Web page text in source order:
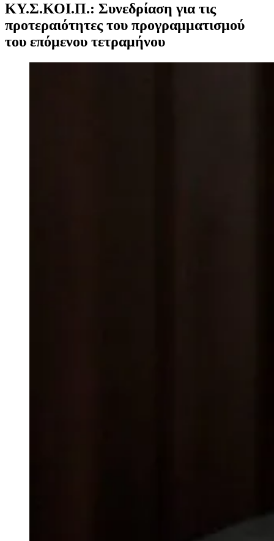
ΚΥ.Σ.ΚΟΙ.Π.: Συνεδρίαση για τις
προτεραιότητες του προγραμματισμού
του επόμενου τετραμήνου